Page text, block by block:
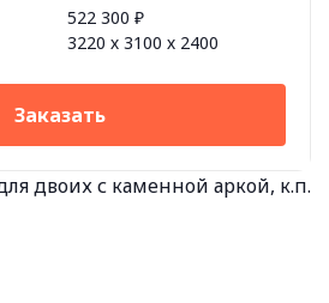
522 300 ₽
3220 х 3100 х 2400
Заказать